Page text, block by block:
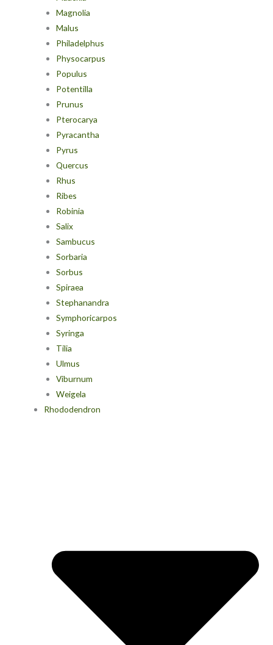
Magnolia
Malus
Philadelphus
Physocarpus
Populus
Potentilla
Prunus
Pterocarya
Pyracantha
Pyrus
Quercus
Rhus
Ribes
Robinia
Salix
Sambucus
Sorbaria
Sorbus
Spiraea
Stephanandra
Symphoricarpos
Syringa
Tilia
Ulmus
Viburnum
Weigela
Rhododendron